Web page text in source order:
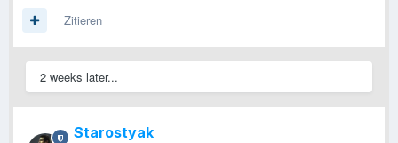
Zitieren
2 weeks later...
Starostyak